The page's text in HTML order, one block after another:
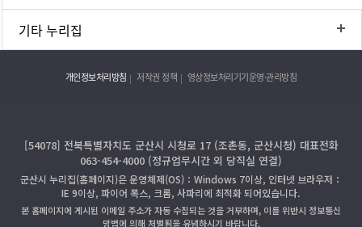
기타 누리집
개인정보처리방침 저작권 정책 영상정보처리기기운영·관리방침
[54078] 전북특별자치도 군산시 시청로 17 (조촌동, 군산시청) 대표전화
063-454-4000 (정규업무시간 외 당직실 연결)
군산시 누리집(홈페이지)은 운영체제(OS)：Windows 7이상, 인터넷 브라우저：
IE 9이상, 파이어 폭스, 크롬, 사파리에 최적화 되어있습니다.
본 홈페이지에 게시된 이메일 주소가 자동 수집되는 것을 거부하며, 이를 위반시 정보통신
망법에 의해 처벌됨을 유념하시기 바랍니다.